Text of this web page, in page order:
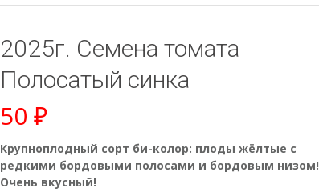
2025г. Семена томата
Полосатый синка
50 ₽
Крупноплодный сорт би-колор: плоды жёлтые с
редкими бордовыми полосами и бордовым низом!
Очень вкусный!